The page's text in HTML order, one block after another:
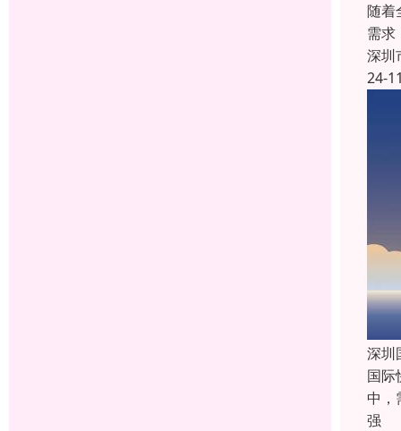
随着
需求
深圳
24-
深圳
国际
中，
强